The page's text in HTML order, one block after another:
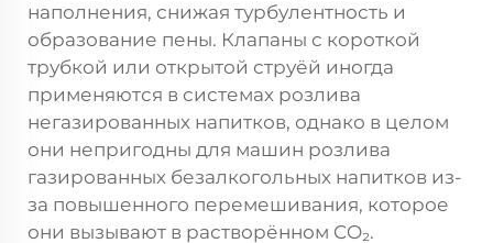
наполнения, снижая турбулентность и
образование пены. Клапаны с короткой
трубкой или открытой струёй иногда
применяются в системах розлива
негазированных напитков, однако в целом
они непригодны для машин розлива
газированных безалкогольных напитков из-
за повышенного перемешивания, которое
они вызывают в растворённом CO₂.